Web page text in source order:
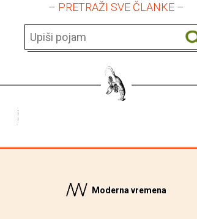
– PRETRAŽI SVE ČLANKE –
Moderna vremena